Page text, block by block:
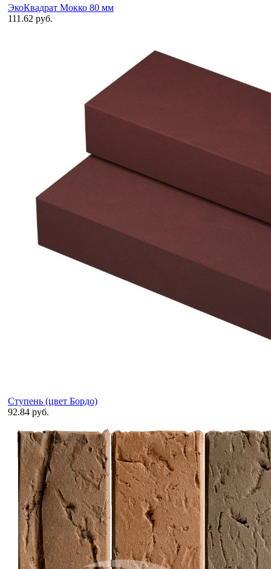
ЭкоКвадрат Мокко 80 мм
111.62 руб.
Ступень (цвет Бордо)
92.84 руб.